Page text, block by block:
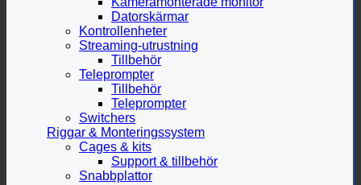
Datorskärmar
Kontrollenheter
Streaming-utrustning
Tillbehör
Teleprompter
Tillbehör
Teleprompter
Switchers
Riggar & Monteringssystem
Cages & kits
Support & tillbehör
Snabbplattor